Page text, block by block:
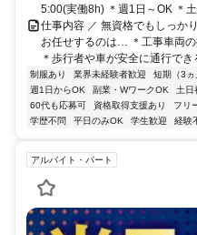
5:00(実働8h) ＊週1日～OK ＊
仕事内容 ／ 無資格でもしっか
お任せするのは… ＊工事車両
＊歩行者や車が安全に通行で
制服あり 業界未経験者歓迎 短期（3ヵ
週1日からOK
副業・WワークOK 土日
60代も応募可
資格取得支援あり フリ
学歴不問
平日のみOK 学生歓迎 経験
アルバイト・パート